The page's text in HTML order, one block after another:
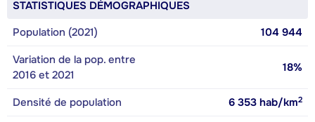
STATISTIQUES DÉMOGRAPHIQUES
Population (2021)
104 944
Variation de la pop. entre
2016 et 2021
18%
Densité de population 6 353 hab/km2